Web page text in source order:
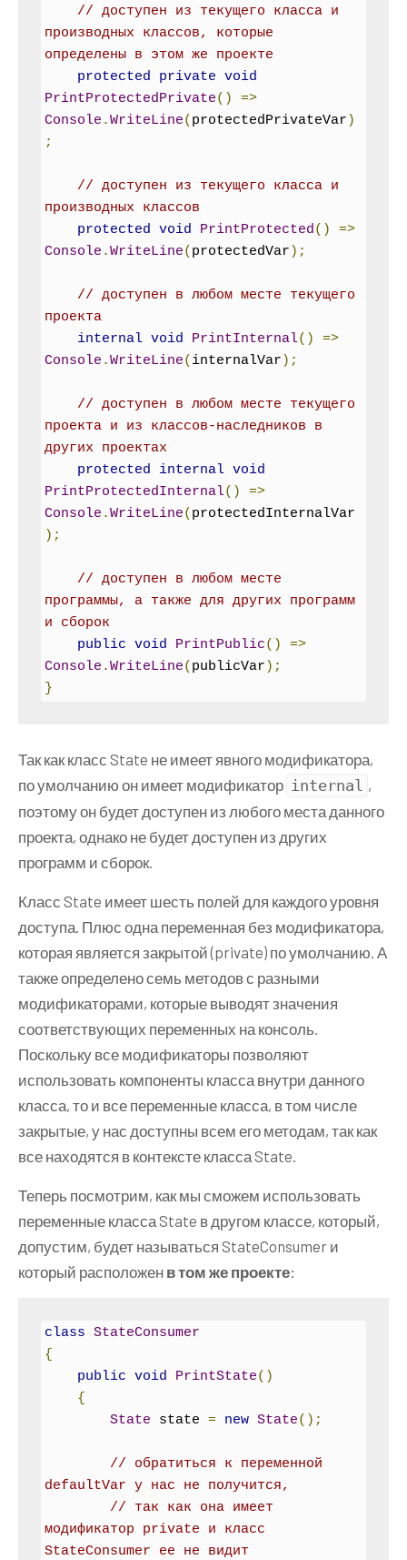
// доступен из текущего класса и
производных классов, которые
определены в этом же проекте
protected
private void
PrintProtectedPrivate()
=>
Console .WriteLine( protectedPrivateVar )
;
// доступен из текущего класса и
производных классов
protected void PrintProtected()
=>
Console .WriteLine( protectedVar );
// доступен в любом месте текущего
проекта
internal void PrintInternal()
=>
Console .WriteLine( internalVar );
// доступен в любом месте текущего
проекта и из классов-наследников в
других проектах
protected
internal void
PrintProtectedInternal()
=>
Console .WriteLine( protectedInternalVar
);
// доступен в любом месте
программы, а также для других программ
и сборок
public void PrintPublic()
=>
Console .WriteLine( publicVar );
}
Так как класс State не имеет явного модификатора,
по умолчанию он имеет модификатор internal ,
поэтому он будет доступен из любого места данного
проекта, однако не будет доступен из других
программ и сборок.
Класс State имеет шесть полей для каждого уровня
доступа. Плюс одна переменная без модификатора,
которая является закрытой (private) по умолчанию. А
также определено семь методов с разными
модификаторами, которые выводят значения
соответствующих переменных на консоль.
Поскольку все модификаторы позволяют
использовать компоненты класса внутри данного
класса, то и все переменные класса, в том числе
закрытые, у нас доступны всем его методам, так как
все находятся в контексте класса State.
Теперь посмотрим, как мы сможем использовать
переменные класса State в другом классе, который,
допустим, будет называться StateConsumer и
который расположен в том же проекте:
class StateConsumer
{
public void PrintState()
{
State state = new State();
// обратиться к переменной
defaultVar у нас не получится,
// так как она имеет
модификатор private и класс
StateConsumer ее не видит